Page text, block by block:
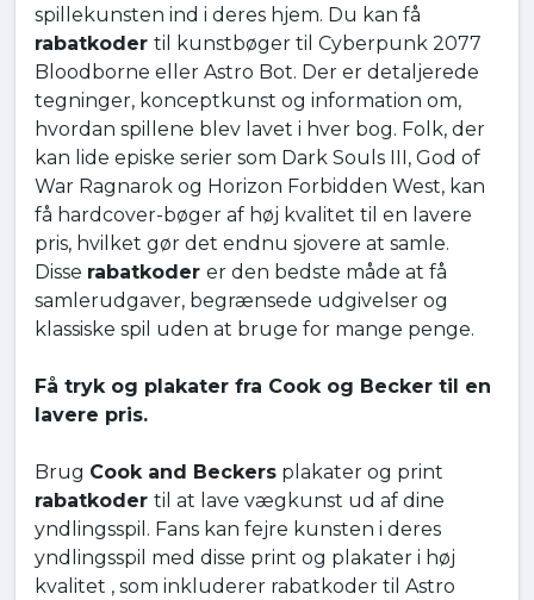
spillekunsten ind i deres hjem. Du kan få
rabatkoder til kunstbøger til Cyberpunk 2077
Bloodborne eller Astro Bot. Der er detaljerede
tegninger, konceptkunst og information om,
hvordan spillene blev lavet i hver bog. Folk, der
kan lide episke serier som Dark Souls III, God of
War Ragnarok og Horizon Forbidden West, kan
få hardcover-bøger af høj kvalitet til en lavere
pris, hvilket gør det endnu sjovere at samle.
Disse rabatkoder er den bedste måde at få
samlerudgaver, begrænsede udgivelser og
klassiske spil uden at bruge for mange penge.
Få tryk og plakater fra Cook og Becker til en
lavere pris.
Brug Cook and Beckers plakater og print
rabatkoder til at lave vægkunst ud af dine
yndlingsspil. Fans kan fejre kunsten i deres
yndlingsspil med disse print og plakater i høj
kvalitet , som inkluderer rabatkoder til Astro